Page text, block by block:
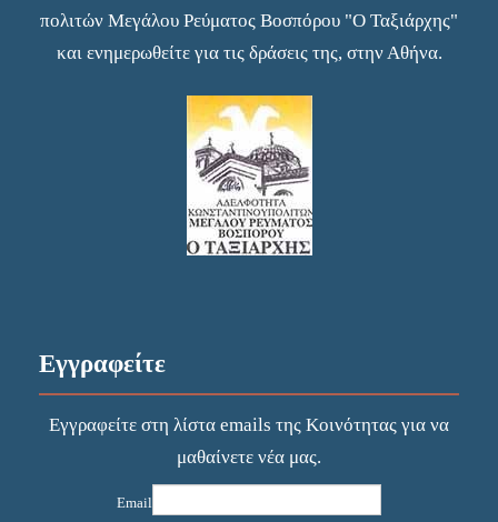
πολιτών Μεγάλου Ρεύματος Βοσπόρου "Ο Ταξιάρχης"
και ενημερωθείτε για τις δράσεις της, στην Αθήνα.
Εγγραφείτε
Εγγραφείτε στη λίστα emails της Κοινότητας για να
μαθαίνετε νέα μας.
Email